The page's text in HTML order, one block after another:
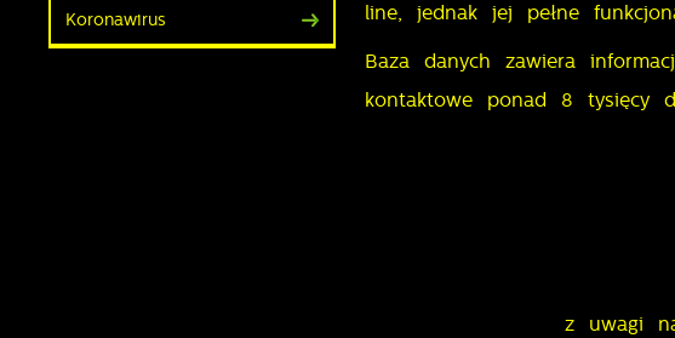
Koronawirus
line, jednak jej pełne
Baza danych zawiera
kontaktowe ponad 8 tysięcy
z uwagi